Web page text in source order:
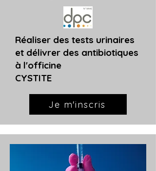
Réaliser des tests urinaires
et délivrer des antibiotiques
à l'officine
CYSTITE
Je m'inscris